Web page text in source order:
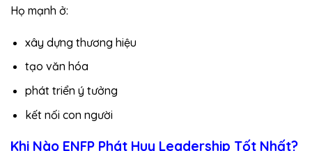
Họ mạnh ở:
xây dựng thương hiệu
tạo văn hóa
phát triển ý tưởng
kết nối con người
Khi Nào ENFP Phát Huy Leadership Tốt Nhất?